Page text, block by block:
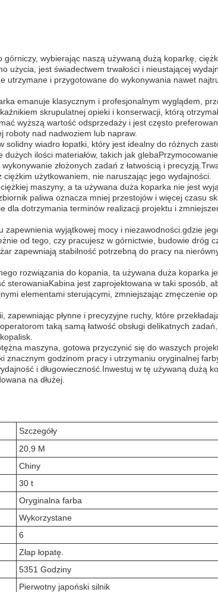
wybierając naszą używaną dużą koparkę,
użycia, jest świadectwem trwałości i nieustającej
utrzymane i przygotowane do wykonywania nawet
emanuje klasycznym i profesjonalnym wyglądem,
skrupulatnej opieki i konserwacji, którą
wyższą wartość odsprzedaży i jest często
roboty nad nadwoziem lub napraw.
solidny wiadro łopatki, który jest idealny do różnych
ilości materiałów, takich jak
złożonych zadań z łatwością i
użytkowaniem, nie naruszając jego wydajności.
maszyny, a ta używana duża koparka nie jest
paliwa oznacza mniej przestojów i więcej czasu
dla dotrzymania terminów realizacji projektu i
zapewnienia wyjątkowej mocy i niezawodności.gdzie
od tego, czy pracujesz w górnictwie, budowie dróg
zapewniają stabilność potrzebną do pracy na
rozwiązania do kopania, ta używana duża koparka
sterowaniaKabina jest zaprojektowana w taki sposób,
elementami sterującymi, zmniejszając zmęczenie
płynne i precyzyjne ruchy, które
taką samą łatwość obsługi delikatnych
maszyna, gotowa przyczynić się do waszych
znacznym godzinom pracy i utrzymaniu oryginalnej
i długowieczność.Inwestuj w tę używaną dużą
na dłużej.
Szczegóły
20,9 M
Chiny
30 t
Oryginalna farba
Wykorzystane
6
Złap łopatę.
5351 Godziny
Pierwotny japoński silnik